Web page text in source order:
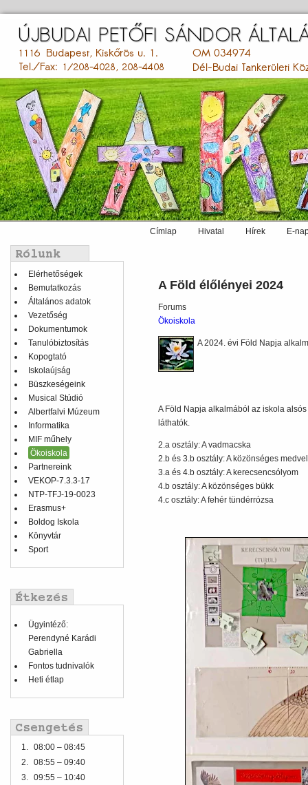
tartalomra
menu
Címlap Hivatal Hírek E-
Balmenü
Elérhetőségek
Bemutatkozás
Általános adatok
Vezetőség
Dokumentumok
Tanulóbiztosítás
Kopogtató
Iskolaújság
Büszkeségeink
Musical Stúdió
Albertfalvi Múzeum
Informatika
MIF műhely
Ökoiskola
Partnereink
VEKOP-7.3.3-17
NTP-TFJ-19-0023
Erasmus+
Boldog Iskola
Könyvtár
Sport
Ügyintéző:
Perendyné Karádi
Gabriella
Fontos tudnivalók
Heti étlap
1. 08:00 – 08:45
2. 08:55 – 09:40
3. 09:55 – 10:40
A Föld élőlényei 2024
Forums
Ökoiskola
A 2024. évi Föld Napja
A Föld Napja alkalmából az iskola
láthatók.
2.a osztály: A vadmacska
2.b és 3.b osztály: A közönséges
3.a és 4.b osztály: A kerecsencsólyom
4.b osztály: A közönséges bükk
4.c osztály: A fehér tündérrózsa